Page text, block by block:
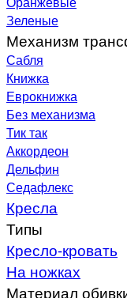
Зеленые
Механизм
Сабля
Книжка
Еврокнижка
Без механизма
Тик так
Аккордеон
Дельфин
Седафлекс
Кресла
Типы
Кресло-кровать
На ножках
Материал